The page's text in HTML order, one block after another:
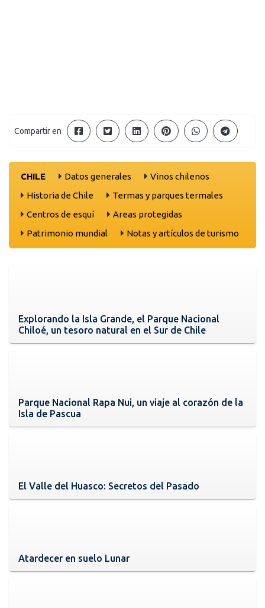
Compartir en
CHILE Datos generales
Vinos chilenos
Historia de Chile
Termas y parques termales
Centros de esquí
Areas protegidas
Patrimonio mundial
Notas y artículos de turismo
Explorando la Isla Grande, el Parque Nacional
Chiloé, un tesoro natural en el Sur de Chile
Parque Nacional Rapa Nui, un viaje al corazón de la
Isla de Pascua
El Valle del Huasco: Secretos del Pasado
Atardecer en suelo Lunar